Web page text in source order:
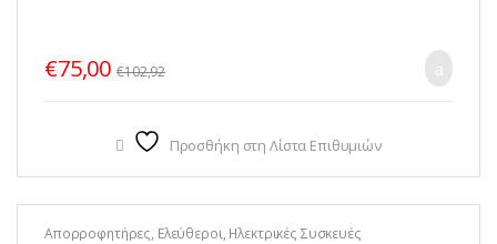
€75,00 €102,92
Προσθήκη στη Λίστα Επιθυμιών
Απορροφητήρες, Ελεύθεροι, Ηλεκτρικές Συσκευές